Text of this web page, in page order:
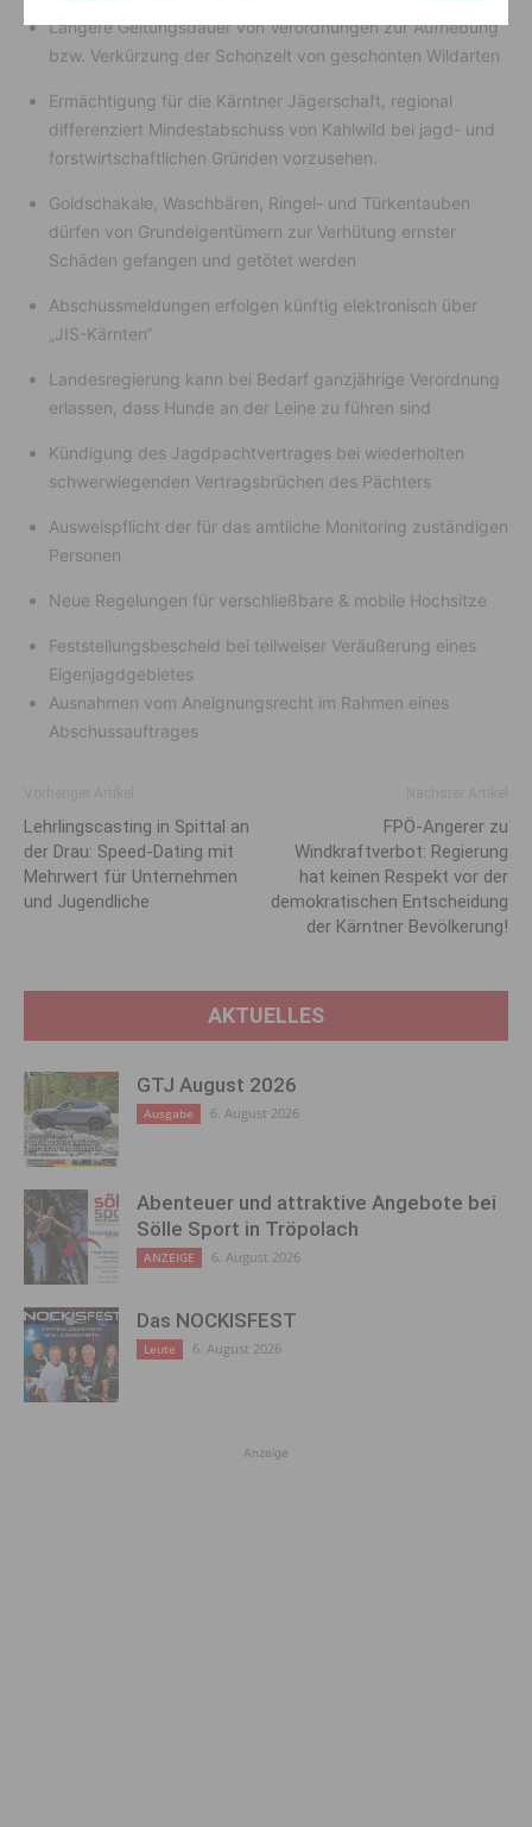
Längere Geltungsdauer von Verordnungen zur Aufhebung
bzw. Verkürzung der Schonzeit von geschonten Wildarten
Ermächtigung für die Kärntner Jägerschaft, regional
differenziert Mindestabschuss von Kahlwild bei jagd- und
forstwirtschaftlichen Gründen vorzusehen.
Goldschakale, Waschbären, Ringel- und Türkentauben
dürfen von Grundeigentümern zur Verhütung ernster
Schäden gefangen und getötet werden
Abschussmeldungen erfolgen künftig elektronisch über
„JIS-Kärnten“
Landesregierung kann bei Bedarf ganzjährige Verordnung
erlassen, dass Hunde an der Leine zu führen sind
Kündigung des Jagdpachtvertrages bei wiederholten
schwerwiegenden Vertragsbrüchen des Pächters
Ausweispflicht der für das amtliche Monitoring zuständigen
Personen
Neue Regelungen für verschließbare & mobile Hochsitze
Feststellungsbescheid bei teilweiser Veräußerung eines
Eigenjagdgebietes
Ausnahmen vom Aneignungsrecht im Rahmen eines
Abschussauftrages
Lehrlingscasting in Spittal an
der Drau: Speed-Dating mit
Mehrwert für Unternehmen
und Jugendliche
FPÖ-Angerer zu
Windkraftverbot: Regierung
hat keinen Respekt vor der
demokratischen Entscheidung
der Kärntner Bevölkerung!
AKTUELLES
GTJ August 2026
Ausgabe 6. August 2026
Abenteuer und attraktive Angebote bei
Sölle Sport in Tröpolach
ANZEIGE 6. August 2026
Das NOCKISFEST
Leute 6. August 2026
Anzeige